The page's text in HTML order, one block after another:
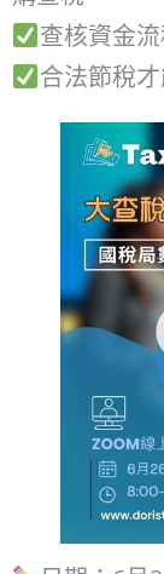
查核資金
合法節稅